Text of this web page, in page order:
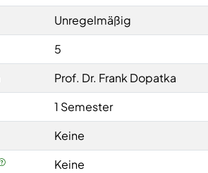
Unregelmäßig
5
Prof. Dr. Frank Dopatka
1 Semester
Keine
Keine